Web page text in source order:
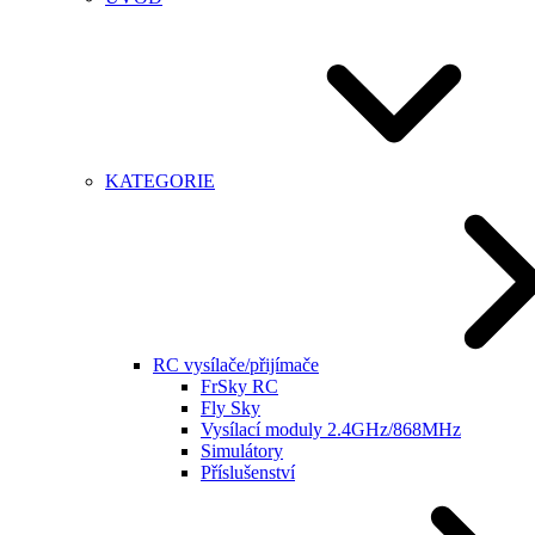
KATEGORIE
RC vysílače/přijímače
FrSky RC
Fly Sky
Vysílací moduly 2.4GHz/868MHz
Simulátory
Příslušenství